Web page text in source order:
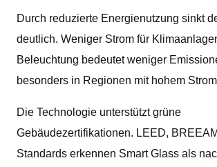
Durch reduzierte Energienutzung sinkt
deutlich. Weniger Strom für
Beleuchtung bedeutet weniger
besonders in Regionen mit hohem
Die Technologie unterstützt grüne
Gebäudezertifikationen. LEED,
Standards erkennen Smart Glass als